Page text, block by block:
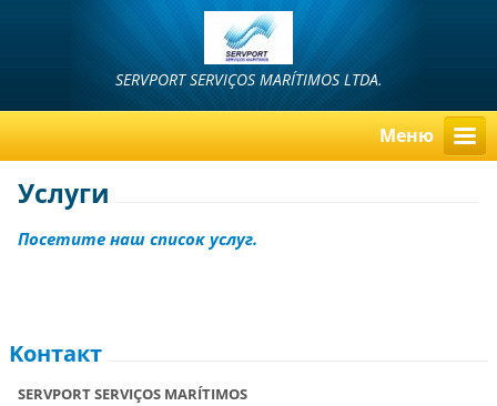
SERVPORT SERVIÇOS MARÍTIMOS LTDA.
Mеню
Услуги
Посетите наш список услуг.
Koнтакт
SERVPORT SERVIÇOS MARÍTIMOS